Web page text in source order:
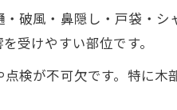
しく確認
るメリット
もりが重要
破風・鼻隠し・戸袋・
受けやすい部位です。
検が不可欠です。特に木